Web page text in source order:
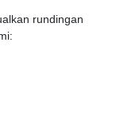
rundingan